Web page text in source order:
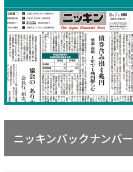
ニッキンバックナンバー